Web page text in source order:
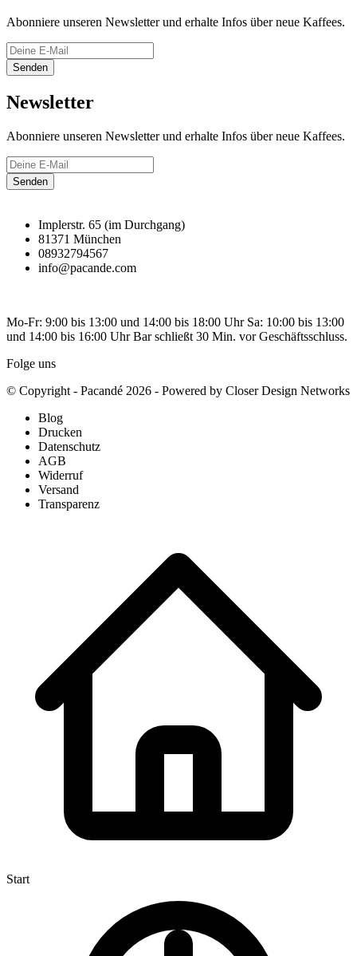
Abonniere unseren Newsletter und erhalte Infos über neue Kaffees.
Senden
Newsletter
Abonniere unseren Newsletter und erhalte Infos über neue Kaffees.
Senden
Implerstr. 65 (im Durchgang)
81371 München
08932794567
info@pacande.com
Mo-Fr: 9:00 bis 13:00 und 14:00 bis 18:00 Uhr Sa: 10:00 bis 13:00
und 14:00 bis 16:00 Uhr Bar schließt 30 Min. vor Geschäftsschluss.
Folge uns
© Copyright - Pacandé 2026 - Powered by Closer Design Networks
Blog
Drucken
Datenschutz
AGB
Widerruf
Versand
Transparenz
Start